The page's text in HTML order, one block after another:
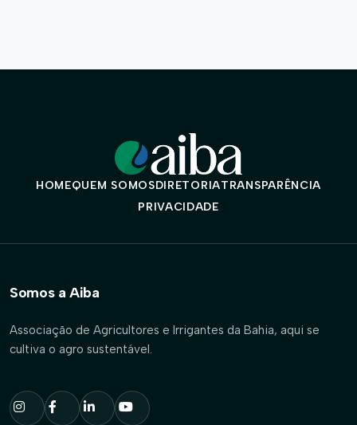
HOMEQUEM SOMOSDIRETORIATRANSPARÊNCIA
PRIVACIDADE
Somos a Aiba
Associação de Agricultores e Irrigantes da Bahia, aqui se
cultiva o agro sustentável.